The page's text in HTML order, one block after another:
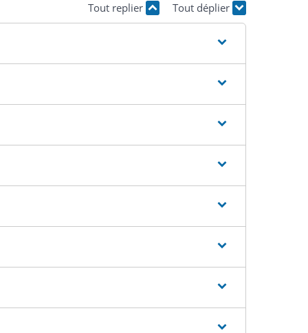
Tout replier Tout déplier